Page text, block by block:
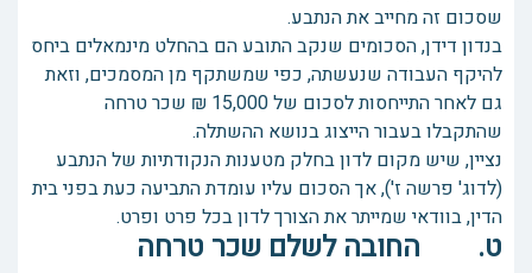
שסכום זה מחייב את הנתבע.
בנדון דידן, הסכומים שנקב התובע הם בהחלט מינמאלים ביחס
להיקף העבודה שנעשתה, כפי שמשתקף מן המסמכים, וזאת
גם לאחר התייחסות לסכום של 15,000 ₪ שכר טרחה
שהתקבלו בעבור הייצוג בנושא ההשתלה.
נציין, שיש מקום לדון בחלק מטענות הנקודתיות של הנתבע
(לדוג' פרשה ז'), אך הסכום עליו עומדת התביעה כעת בפני בית
הדין, בוודאי שמייתר את הצורך לדון בכל פרט ופרט.
ט. החובה לשלם שכר טרחה